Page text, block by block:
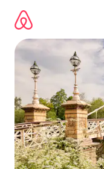
directement
contenu